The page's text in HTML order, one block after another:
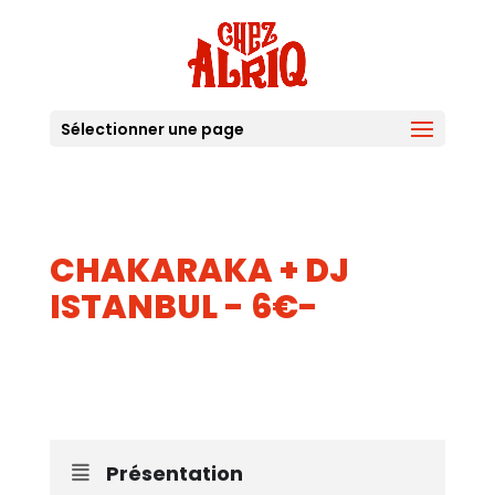
Sélectionner une page
CHAKARAKA + DJ
ISTANBUL - 6€-
Présentation